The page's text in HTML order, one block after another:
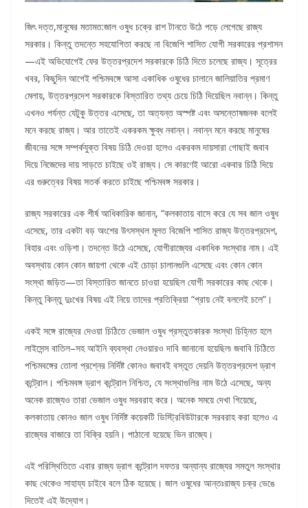
জিৎ দত্ত,মানুষের মতামত:জাল ওষুধ চক্রে রাশ টানতে উঠে পড়ে লেগেছে রাজ্য
সরকার। কিন্তু তদন্তে সহযোগিতা করছে না বিজেপি শাসিত যোগী সরকারের প্রশাসন
—এই অভিযোগেই ফের উত্তরপ্রদেশ সরকারকে চিঠি দিতে চলেছে রাজ্য। সূত্রের
খবর, কিছুদিন আগেই পশ্চিমবঙ্গে আসা একাধিক ওষুধের চালানে জালিয়াতির প্রমাণ
মেলায়, উত্তরপ্রদেশ সরকারকে বিস্তারিত তথ্য চেয়ে চিঠি দিয়েছিল নবান্ন। কিন্তু
এখনও পর্যন্ত যেটুকু উত্তর এসেছে, তা অত্যন্ত অস্পষ্ট এবং অসন্তোষজনক বলেই
মনে করছে রাজ্য। আর তাতেই একরকম ক্ষুব্ধ নবান্ন। নবান্ন মনে করছে মানুষের
জীবনের সঙ্গে সম্পর্কযুক্ত বিষয় চিঠি দেওয়া হলেও একরকম দায়সারা গোছাই জবাব
দিয়ে নিজেদের দায় সাড়তে চাইছে ওই রাজ্য। সে কারণেই আরো একবার চিঠি দিয়ে
এর গুরুত্বের বিষয় সতর্ক করতে চাইছে পশ্চিমবঙ্গ সরকার।
রাজ্য সরকারের এক শীর্ষ আধিকারিক জানান, “কলকাতায় বাসে করে যে সব জাল ওষুধ
এসেছে, তার একটা বড় অংশের উৎসস্থল মূলত বিজেপি শাসিত রাজ্য উত্তরপ্রদেশ,
বিহার এবং ওড়িশা। তদন্তে উঠে এসেছে, যোগীরাজ্যের একাধিক সংস্থার নাম। এই
অবস্থায় কোন কোন জায়গা থেকে এই চোড়া চালানগুলি এসেছে এবং কোন কোন
সংস্থা জড়িত—তা বিস্তারিত জানতে চাওয়া হয়েছিল যোগী সরকারের কাছ থেকে।
কিন্তু কিন্তু দুঃখের বিষয় এই নিয়ে তাদের প্রতিক্রিয়া “প্রায় নেই বললেই চলে”।
একই সঙ্গে রাজ্যের দেওয়া চিঠিতে ভেজাল ওষুধ প্রস্তুতকারক সংস্থা চিহ্নিত হলে
লাইসেন্স বাতিল–সহ আইনি ব্যবস্থা নেওয়ারও দাবি জানানো হয়েছিল৷ জবাবি চিঠিতে
পশ্চিমবঙ্গের তোলা প্রশ্নের নির্দিষ্ট কোনও জবাবই বস্তুত দেয়নি উত্তরপ্রদেশ ড্রাগ
কন্ট্রোল। পশ্চিমবঙ্গ ড্রাগ কন্ট্রোল নিশ্চিত, যে সংস্থাগুলির নাম উঠে এসেছে, অন্য
অনেক রাজ্যেও তারা ভেজাল ওষুধ সরবরাহ করে। অনেক সময়ে দেখা গিয়েছে,
কলকাতায় কোনও জাল ওষুধ নির্দিষ্ট কয়েকটি ডিস্ট্রিবিউটারকে সরবরাহ করা হলেও এ
রাজ্যের বাজারে তা বিক্রি হয়নি। পাঠানো হয়েছে ভিন রাজ্যে।
এই পরিস্থিতিতে এবার রাজ্য ড্রাগ কন্ট্রোল দফতর অন্যান্য রাজ্যের সমতুল সংস্থার
কাছ থেকেও সাহায্য চাইবে বলে ঠিক হয়েছে। জাল ওষুধের আন্তঃরাজ্য চক্র ভেঙে
দিতেই এই উদ্যোগ।